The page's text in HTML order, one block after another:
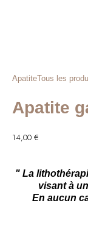
ApatiteTous les
Apatite
14,00 €
" La
visant à
En aucun